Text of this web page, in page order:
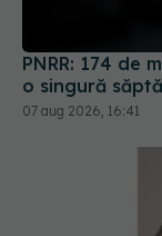
PNRR: 174 de
o singură
07 aug 2026, 16:41